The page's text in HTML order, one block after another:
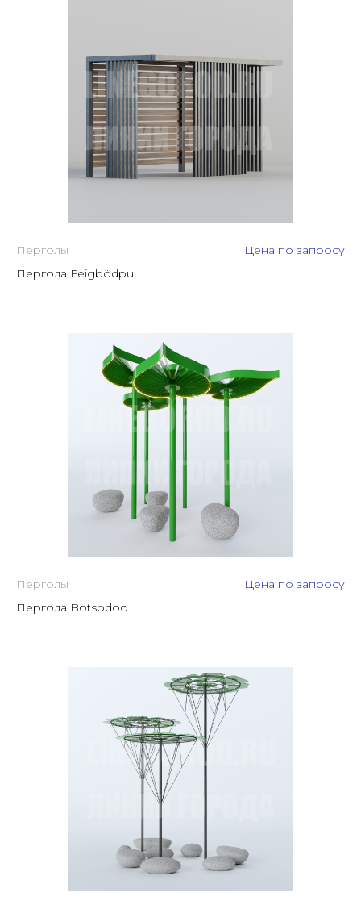
Перголы
Цена по запросу
Пергола Feigbödpu
Перголы
Цена по запросу
Пергола Botsodoo